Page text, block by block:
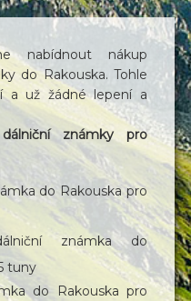
nabídnout nákup
do Rakouska. Tohle
a už žádné lepení a
známky pro
do Rakouska pro
známka do
tuny
do Rakouska pro